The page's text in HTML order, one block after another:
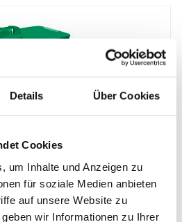
Details Über Cookies
Cookies
um Inhalte und Anzeigen zu
für soziale Medien anbieten
auf unsere Website zu
wir Informationen zu Ihrer
der RVAZ4-Reihe lassen
und verfügen über eine